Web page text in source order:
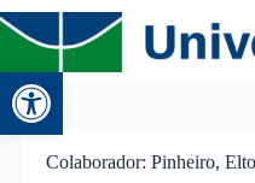
Abrir a barra de
Colaborador Pinheiro,